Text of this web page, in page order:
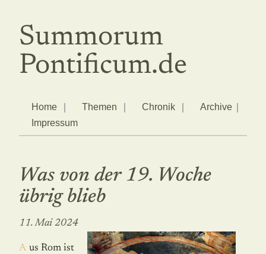
Summorum
Pontificum.de
Home Themen Chronik
Archive
Impressum
Was von der 19. Woche
übrig blieb
11. Mai 2024
Aus Rom ist